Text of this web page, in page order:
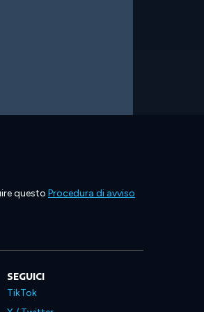
questo Procedura di avviso
SEGUICI
TikTok